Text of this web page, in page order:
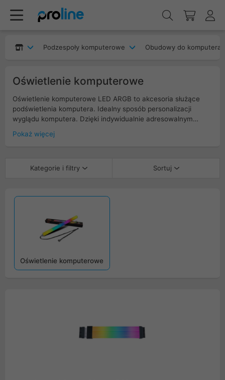
Podzespoły komputerowe Obudowy do komputera
Oświetlenie komputerowe
Oświetlenie komputerowe LED ARGB to akcesoria służące
podświetlenia komputera. Idealny sposób personalizacji
wyglądu komputera. Dzięki indywidualnie adresowalnym
świetlne. W naszym sklepie znajdziesz taśmy LED,
Light). Oświetlenie LED ARGB pozwala stworzyć unikalny
szkła hartowanego (często w komputerach gamingowych).
Pokaż więcej
Kategorie i filtry Sortuj
Oświetlenie komputerowe